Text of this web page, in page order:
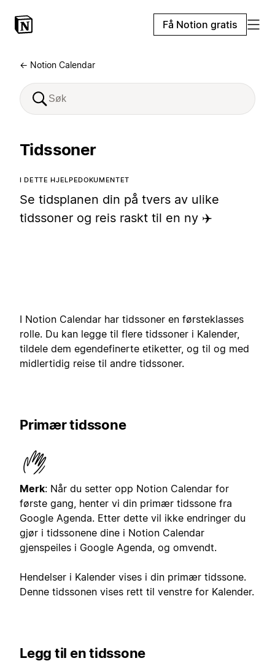
Få Notion gratis
← Notion Calendar
Tidssoner
I DETTE HJELPEDOKUMENTET
Se tidsplanen din på tvers av ulike
tidssoner og reis raskt til en ny ✈️
I Notion Calendar har tidssoner en førsteklasses
rolle. Du kan legge til flere tidssoner i Kalender,
tildele dem egendefinerte etiketter, og til og med
midlertidig reise til andre tidssoner.
Primær tidssone
Merk: Når du setter opp Notion Calendar for
første gang, henter vi din primær tidssone fra
Google Agenda. Etter dette vil ikke endringer du
gjør i tidssonene dine i Notion Calendar
gjenspeiles i Google Agenda, og omvendt.
Hendelser i Kalender vises i din primær tidssone.
Denne tidssonen vises rett til venstre for Kalender.
Legg til en tidssone